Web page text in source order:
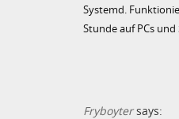
Systemd.
Stunde auf PCs
Fryboyter says: